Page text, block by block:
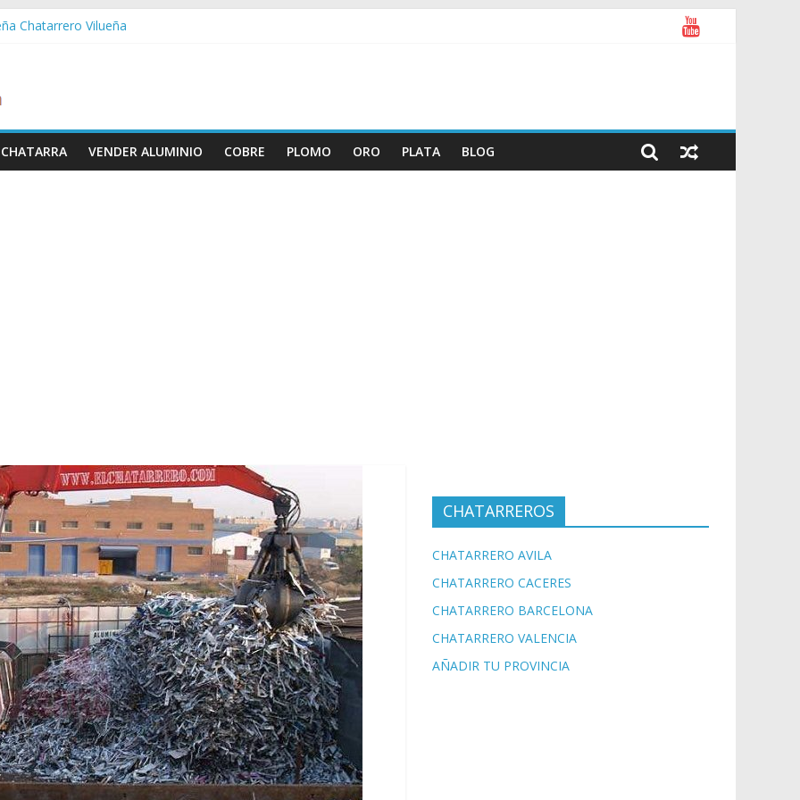
Chatarrero Vilueña
Chatarrero Zaida
Chatarrero Vistabella
VENDER ALUMINIO COBRE PLOMO ORO PLATA BLOG
CHATARREROS
CHATARRERO AVILA
CHATARRERO CACERES
CHATARRERO BARCELONA
CHATARRERO VALENCIA
AÑADIR TU PROVINCIA